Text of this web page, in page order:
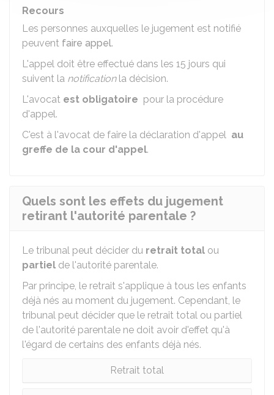
Recours
Les personnes auxquelles le jugement est notifié
peuvent faire appel.
L'appel doit être effectué dans les 15 jours qui
suivent la notificationla décision.
L'avocat est obligatoire pour la procédure
d'appel.
C'est à l'avocat de faire la déclaration d'appel au
greffe de la cour d'appel.
Quels sont les effets du jugement
retirant l'autorité parentale ?
Le tribunal peut décider du retrait total ou
partiel de l'autorité parentale.
Par principe, le retrait s'applique à tous les enfants
déjà nés au moment du jugement. Cependant, le
tribunal peut décider que le retrait total ou partiel
de l'autorité parentale ne doit avoir d'effet qu'à
l'égard de certains des enfants déjà nés.
Retrait total